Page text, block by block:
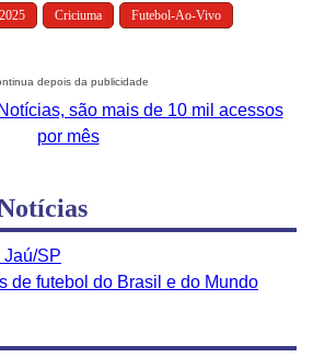
Criciuma Futebol-Ao-Vivo